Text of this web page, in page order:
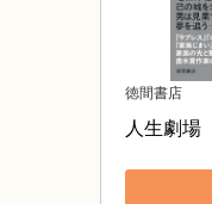
徳間書店
人生劇場